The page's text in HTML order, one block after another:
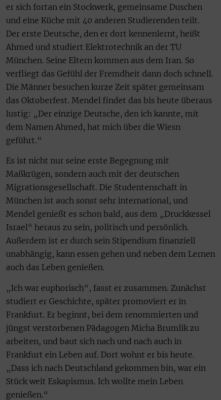
er sich fortan ein Stockwerk, gemeinsame Duschen
und eine Küche mit 40 anderen Studierenden teilt.
Der erste Deutsche, den er dort kennenlernt, heißt
Ahmed und studiert Elektrotechnik an der TU
München. Seine Eltern kommen aus dem Iran. So
verfliegt das Gefühl der Fremdheit dann doch schnell.
Die Männer besuchen kurze Zeit später gemeinsam
das Oktoberfest. Mendel findet das bis heute überaus
lustig: „Der einzige Deutsche, den ich kannte, mit
dem Namen Ahmed, hat mich über die Wiesn
geführt.“
Es ist nicht nur seine erste Begegnung mit
Maßkrügen, sondern auch mit der deutschen
Migrationsgesellschaft. Die Studentenschaft in
München ist auch sonst sehr international, und
Mendel genießt es schon bald, aus dem „Druckkessel
Israel“ heraus zu sein, politisch und persönlich.
Außerdem ist er durch sein Stipendium finanziell
unabhängig, kann essen gehen und neben dem Lernen
auch das Leben genießen.
„Ich war euphorisch“, fasst er zusammen. Zunächst
studiert er Geschichte, später promoviert er in
Frankfurt. Er beginnt, bei dem renommierten und
jüngst verstorbenen Pädagogen Micha Brumlik zu
arbeiten, und baut sich nach und nach auch in
Frankfurt ein Leben auf. Dort wohnt er bis heute.
„Dass ich nach Deutschland gekommen bin, war ein
Stück weit Eskapismus. Ich wollte mein Leben
genießen.“